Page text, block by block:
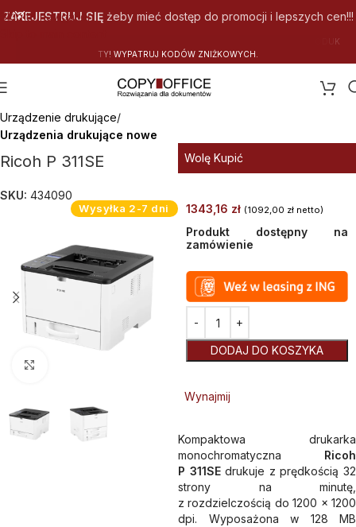
Skip to navigation
ZAREJESTRUJ SIĘżeby mieć dostęp do promocji i lepszych cen!!!
ÓW ZNIŻKOWYCH
Urządzenie drukujące
Urządzenia drukujące nowe
Ricoh P 311SE
SKU: 434090
Wysyłka 2-7 dni
Wolę Kupić
Wynajmij
1343,16 zł (1092,00 zł netto)
Produkt dostępny na
zamówienie
DODAJ DO KOSZYKA
Alternative:
Kompaktowa drukarka
monochromatyczna Ricoh
P 311SEdrukuje z prędkością 32
strony na minutę,
z rozdzielczością do 1200 x 1200
dpi. Wyposażona w 128 MB